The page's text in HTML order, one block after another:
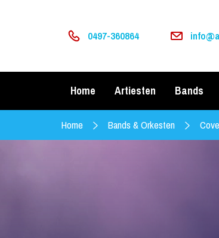
0497-360864
Home Artiesten Bands
Home Bands & Orkesten